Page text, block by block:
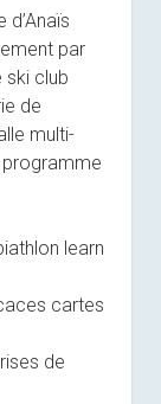
par
ski club
de
multi-
learn
cartes
de